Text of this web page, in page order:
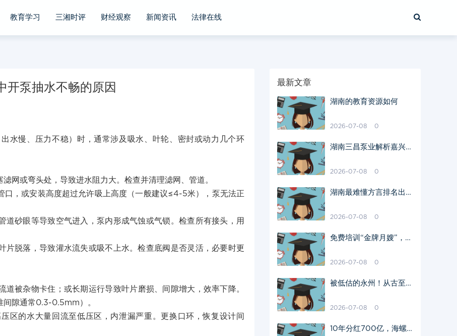
教育学习 三湘时评 财经观察 新闻资讯 法律在线
开泵抽水不畅的原因
水慢、压力不稳）时，通常涉及吸水、叶轮、密封或动力几个环
网或弯头处，导致进水阻力大。检查并清理滤网、管道。
口，或安装高度超过允许吸上高度（一般建议≤4-5米），泵无法正
道砂眼等导致空气进入，泵内形成气蚀或气锁。检查所有接头，用
片脱落，导致灌水流失或吸不上水。检查底阀是否灵活，必要时更
道被杂物卡住；或长期运行导致叶片磨损、间隙增大，效率下降。
间隙通常0.3-0.5mm）。
区的水大量回流至低压区，内泄漏严重。更换口环，恢复设计间
最新文章
湖南的教育资源如何
2026-07-08 0
湖南三昌泵业解析嘉兴多
原因
2026-07-08 0
湖南最难懂方言排名出
数，你的家乡呢？
2026-07-08 0
免费培训“金牌月嫂”，长
培养
2026-07-08 0
被低估的永州！从古至今
2026-07-08 0
10年分红700亿，海螺